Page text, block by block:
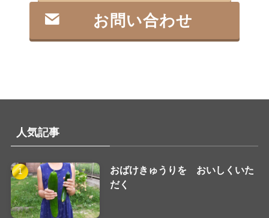
お問い合わせ
人気記事
おばけきゅうりを おいしくいた
だく